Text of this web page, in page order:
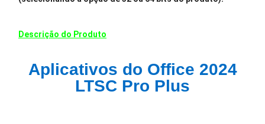
Descrição do Produto
Aplicativos do Office 2024
LTSC Pro Plus